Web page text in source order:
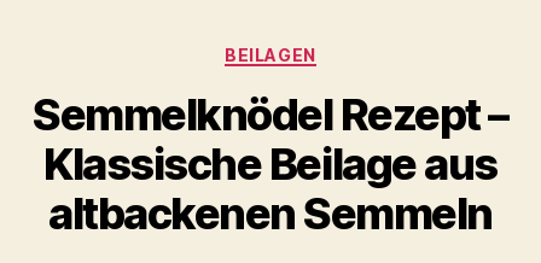
Kategorien
BEILAGEN
Semmelknödel Rezept –
Klassische Beilage aus
altbackenen Semmeln